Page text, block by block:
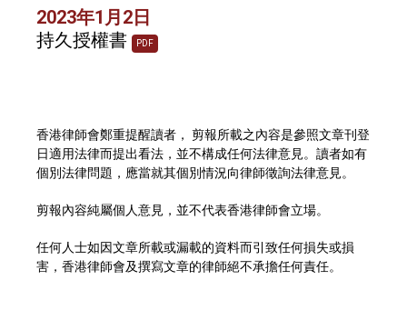
2023年1月2日
持久授權書
PDF
香港律師會鄭重提醒讀者， 剪報所載之內容是參照文章刊登
日適用法律而提出看法，並不構成任何法律意見。讀者如有
個別法律問題，應當就其個別情況向律師徵詢法律意見。
剪報內容純屬個人意見，並不代表香港律師會立場。
任何人士如因文章所載或漏載的資料而引致任何損失或損
害，香港律師會及撰寫文章的律師絕不承擔任何責任。